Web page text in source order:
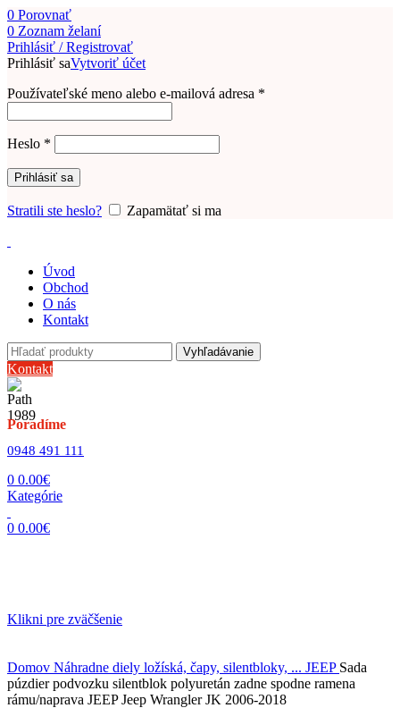
0 Porovnať
0 Zoznam želaní
Prihlásiť / Registrovať
Prihlásiť saVytvoriť účet
Používateľské meno alebo e-mailová adresa *
Heslo *
Prihlásiť sa
Stratili ste heslo? Zapamätať si ma
Úvod
Obchod
O nás
Kontakt
Vyhľadávanie
Kontakt
Poradíme
0948 491 111
0 0.00€
Kategórie
0 0.00€
Klikni pre zväčšenie
Domov Náhradne diely ložíská, čapy, silentbloky, ... JEEP Sada
púzdier podvozku silentblok polyuretán zadne spodne ramena
rámu/naprava JEEP Jeep Wrangler JK 2006-2018